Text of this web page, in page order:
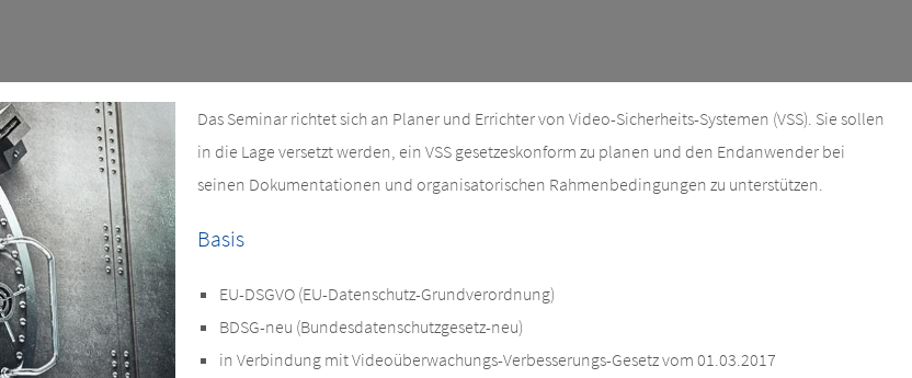
Das Seminar richtet sich an Planer und Errichter von Video-Sicherheits-Systemen (VSS). Sie sollen
in die Lage versetzt werden, ein VSS gesetzeskonform zu planen und den Endanwender bei
seinen Dokumentationen und organisatorischen Rahmenbedingungen zu unterstützen.
Basis
EU-DSGVO (EU-Datenschutz-Grundverordnung)
BDSG-neu (Bundesdatenschutzgesetz-neu)
in Verbindung mit Videoüberwachungs-Verbesserungs-Gesetz vom 01.03.2017